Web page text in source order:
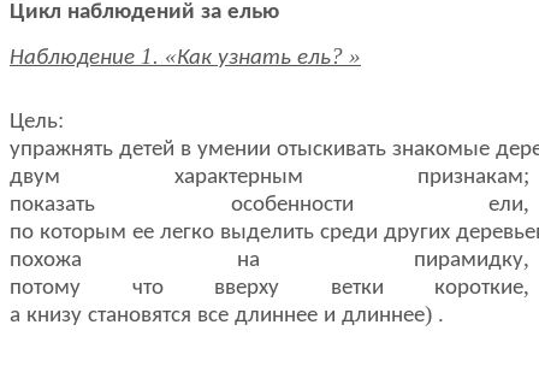
Цикл наблюдений за елью
Наблюдение 1. «Как узнать ель? »
Цель:
упражнять детей в умении отыскивать знакомые
двум
характерным признакам;
показать особенности ели,
по которым ее легко выделить среди других
похожа
на пирамидку,
потому что вверху ветки короткие,
а книзу становятся все длиннее и длиннее) .